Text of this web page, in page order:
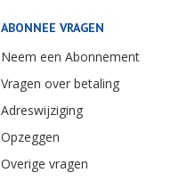
ABONNEE VRAGEN
Neem een Abonnement
Vragen over betaling
Adreswijziging
Opzeggen
Overige vragen